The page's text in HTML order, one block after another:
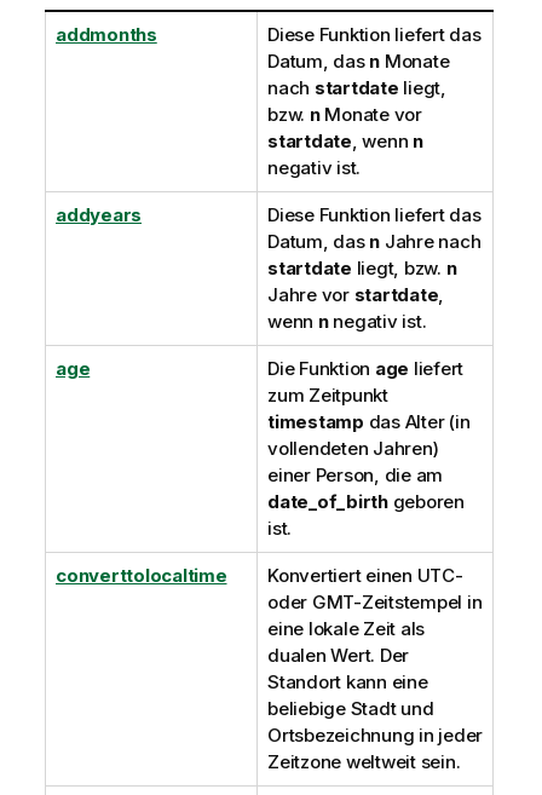
addmonths
Diese Funktion liefert das
Datum, das n Monate
nach startdate liegt,
bzw. nMonate vor
startdate, wenn n
negativ ist.
addyears
Diese Funktion liefert das
Datum, das n Jahre nach
startdate liegt, bzw. n
Jahre vor startdate,
wenn nnegativ ist.
age Die Funktion age liefert
zum Zeitpunkt
timestamp das Alter (in
vollendeten Jahren)
einer Person, die am
date_of_birthgeboren
ist.
converttolocaltime Konvertiert einen UTC-
oder GMT-Zeitstempel in
eine lokale Zeit als
dualen Wert. Der
Standort kann eine
beliebige Stadt und
Ortsbezeichnung in jeder
Zeitzone weltweit sein.